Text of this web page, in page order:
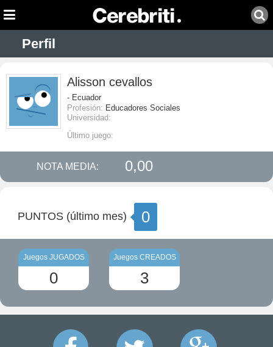
Perfil
Alisson cevallos
- Ecuador
Profesión: Educadores Sociales
Universidad:
Último juego:
NOTA MEDIA: 0,00
PUNTOS (último mes) 0
Juegos JUGADOS
0
Juegos CREADOS
3